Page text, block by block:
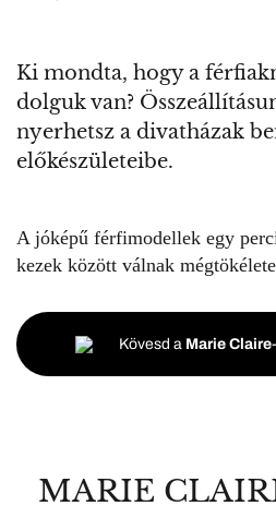
Ki mondta, hogy a
dolguk van?
nyerhetsz a divatházak
előkészületeibe.
A jóképű férfimodellek egy
kezek között válnak
Kövesd a Marie Claire
MARIE